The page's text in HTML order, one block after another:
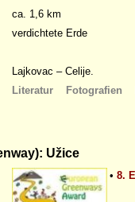
ca. 1,6 km
verdichtete Erde
Lajkovac – Celije.
Literatur Fotografien
Užice
• 8.